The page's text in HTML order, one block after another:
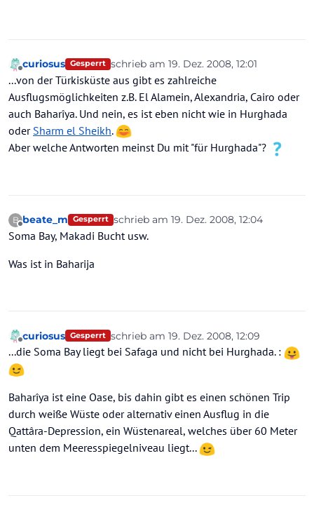
Offline
curiosus Gesperrt schrieb am 19. Dez. 2008, 12:01
zuletzt editiert von
...von der Türkisküste aus gibt es zahlreiche
Ausflugsmöglichkeiten z.B. El Alamein, Alexandria, Cairo oder
auch Baharîya. Und nein, es ist eben nicht wie in Hurghada
oder Sharm el Sheikh.
Aber welche Antworten meinst Du mit "für Hurghada"?
B
Offline
beate_m Gesperrt schrieb am 19. Dez. 2008, 12:04
zuletzt editiert von
Soma Bay, Makadi Bucht usw.
Was ist in Baharija
Offline
curiosus Gesperrt schrieb am 19. Dez. 2008, 12:09
zuletzt editiert von
...die Soma Bay liegt bei Safaga und nicht bei Hurghada. :
Baharîya ist eine Oase, bis dahin gibt es einen schönen Trip
durch weiße Wüste oder alternativ einen Ausflug in die
Qattâra-Depression, ein Wüstenareal, welches über 60 Meter
unten dem Meeresspiegelniveau liegt...